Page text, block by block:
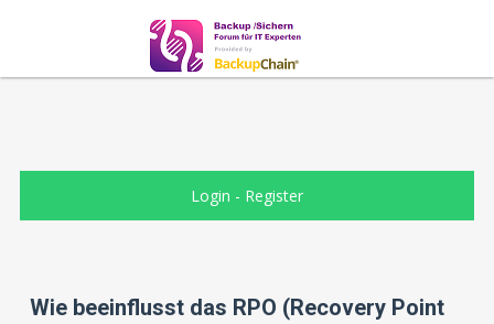
Login - Register
Wie beeinflusst das RPO (Recovery Point